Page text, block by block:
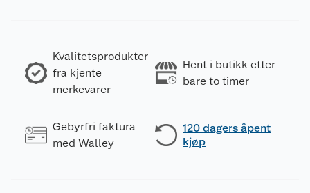
Kvalitetsprodukter
fra kjente
merkevarer
Hent i butikk etter
bare to timer
Gebyrfri faktura
med Walley
120 dagers åpent
kjøp